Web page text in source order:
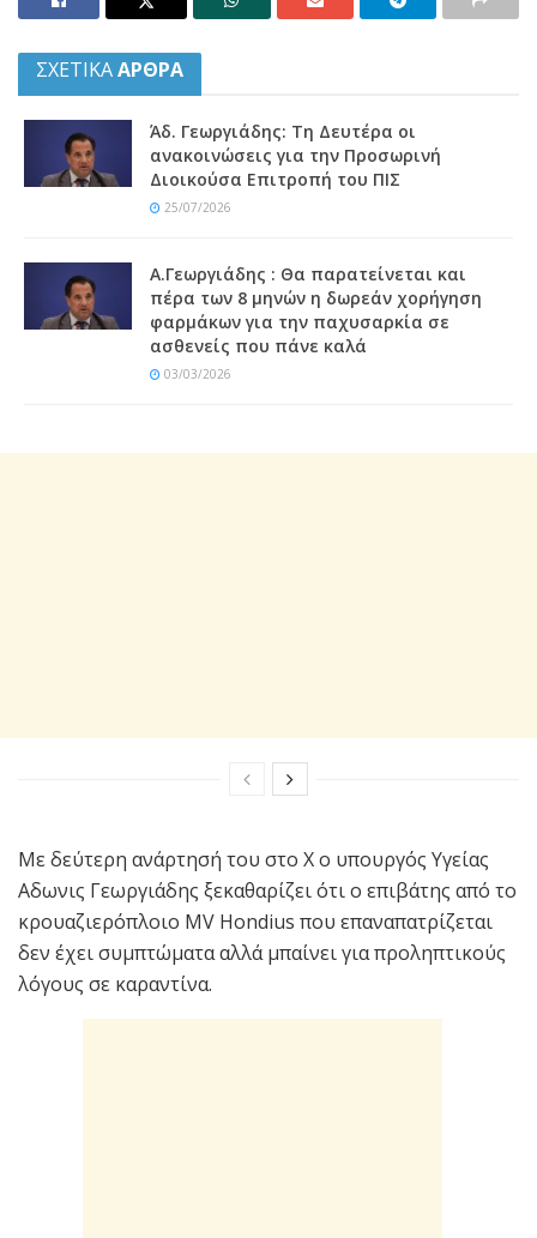
ΣΧΕΤΙΚΑΑΡΘΡΑ
Άδ. Γεωργιάδης: Τη Δευτέρα οι
ανακοινώσεις για την Προσωρινή
Διοικούσα Επιτροπή του ΠΙΣ
25/07/2026
Α.Γεωργιάδης : Θα παρατείνεται και
πέρα των 8 μηνών η δωρεάν χορήγηση
φαρμάκων για την παχυσαρκία σε
ασθενείς που πάνε καλά
03/03/2026
Με δεύτερη ανάρτησή του στο Χ ο υπουργός Υγείας
Αδωνις Γεωργιάδης ξεκαθαρίζει ότι ο επιβάτης από το
κρουαζιερόπλοιο MV Hondius που επαναπατρίζεται
δεν έχει συμπτώματα αλλά μπαίνει για προληπτικούς
λόγους σε καραντίνα.